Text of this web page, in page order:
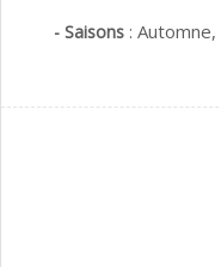
- Saisons : Automne,